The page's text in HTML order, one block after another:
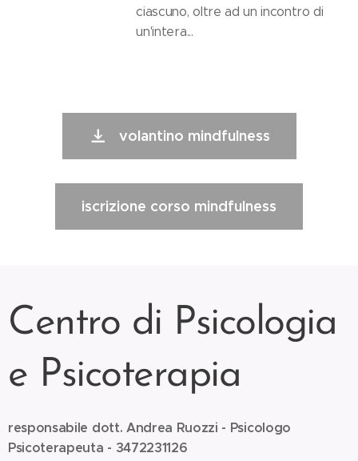
ciascuno, oltre ad un incontro di
un'intera...
volantino mindfulness
iscrizione corso mindfulness
Centro di Psicologia
e Psicoterapia
responsabile dott. Andrea Ruozzi - Psicologo
Psicoterapeuta - 3472231126